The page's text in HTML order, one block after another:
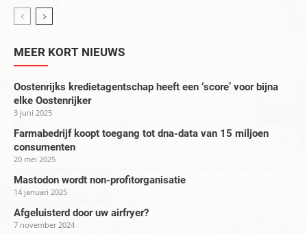
MEER KORT NIEUWS
Oostenrijks kredietagentschap heeft een ‘score’ voor bijna
elke Oostenrijker
3 juni 2025
Farmabedrijf koopt toegang tot dna-data van 15 miljoen
consumenten
20 mei 2025
Mastodon wordt non-profitorganisatie
14 januari 2025
Afgeluisterd door uw airfryer?
7 november 2024